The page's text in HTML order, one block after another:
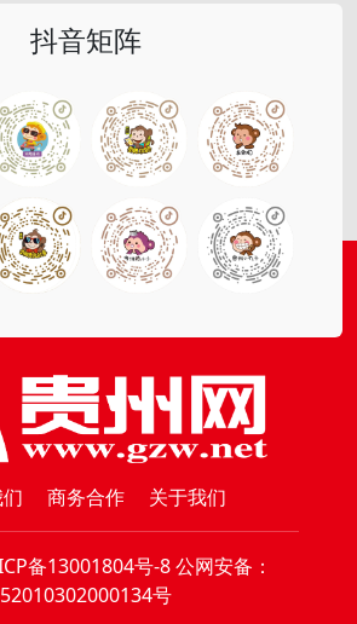
抖音矩阵
商务合作 关于我们
备13001804号-8 公网安备：
52010302000134号